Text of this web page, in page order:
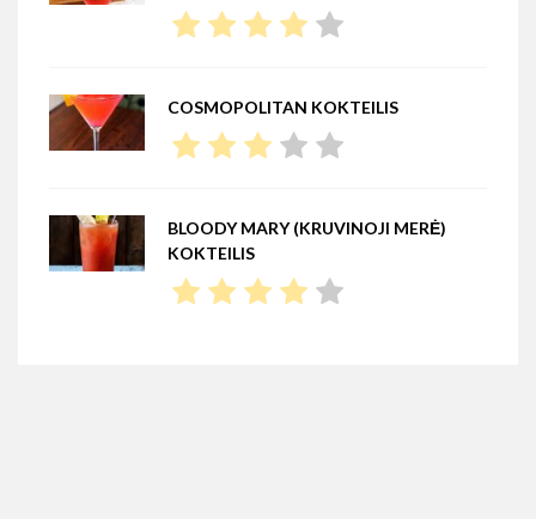
COSMOPOLITAN KOKTEILIS
BLOODY MARY (KRUVINOJI MERĖ)
KOKTEILIS